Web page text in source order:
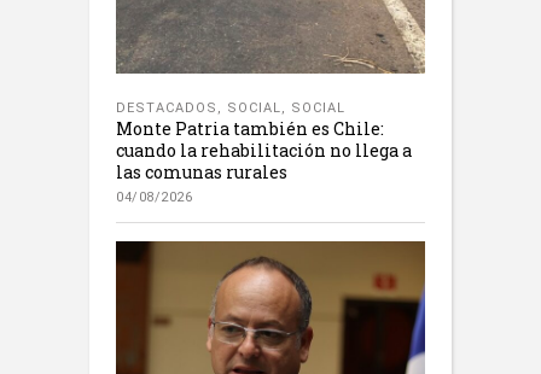
DESTACADOS , SOCIAL, SOCIAL
Monte Patria también es Chile:
cuando la rehabilitación no llega a
las comunas rurales
04/08/2026